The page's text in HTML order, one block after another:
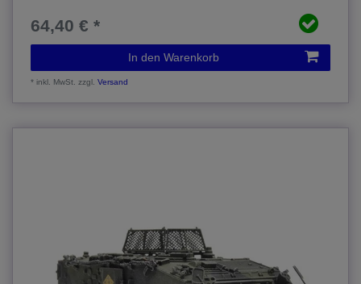
64,40 € *
In den Warenkorb
*inkl. MwSt. zzgl.Versand